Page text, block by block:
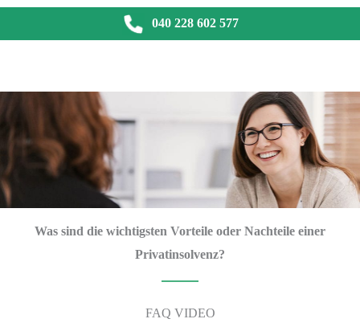
040 228 602 577
Was sind die wichtigsten Vorteile oder Nachteile einer
Privatinsolvenz?
FAQ VIDEO